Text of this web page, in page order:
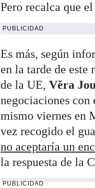
Pero recalca que
PUBLICIDAD
Es más, según
en la tarde de este
de la UE,Věra
negociaciones con
mismo viernes en
vez recogido el
no aceptaría un
la respuesta de la
PUBLICIDAD